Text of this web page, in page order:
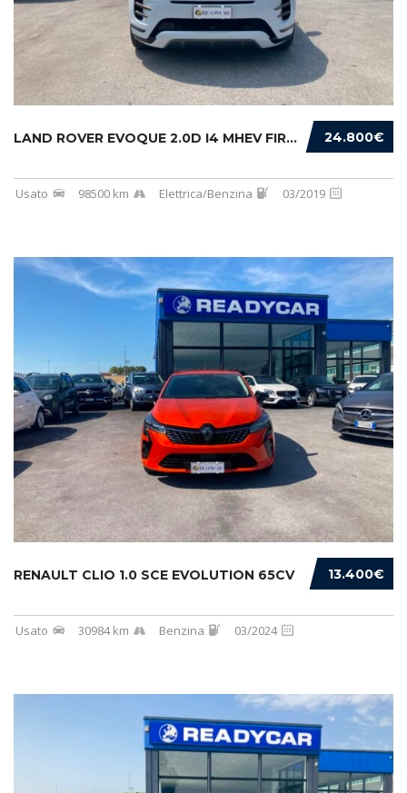
24.800€
LAND ROVER EVOQUE 2.0D I4 MHEV FIRST EDITION...
Usato 98500 km Elettrica/Benzina 03/2019
13.400€
RENAULT CLIO 1.0 SCE EVOLUTION 65CV
Usato 30984 km Benzina 03/2024